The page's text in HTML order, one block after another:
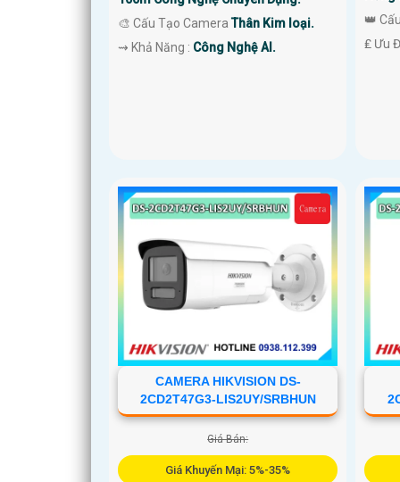
🎨 Cấu Tạo CameraThân Kim loại.
️⇝ Khả Năng : Công Nghệ AI.
👑
️₤ Ưu
CAMERA HIKVISION DS-
2CD2T47G3-LIS2UY/SRBHUN
Giá Bán:
Giá Khuyến Mại: 5%-35%